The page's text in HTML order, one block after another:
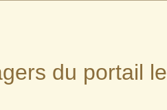
du portail